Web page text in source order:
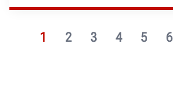
1 2 3 4 5 6